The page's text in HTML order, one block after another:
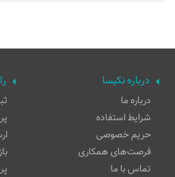
درباره نکیسا
درباره ما
شرایط استفاده
حریم خصوصی
فرصت‌های همکاری
تماس با ما